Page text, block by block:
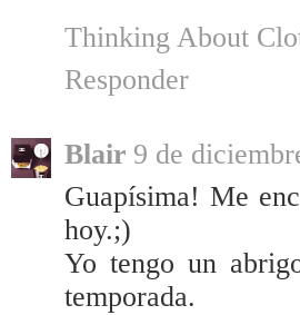
Thinking About
Responder
Blair 9 de
Guapísima! Me
hoy.;)
Yo tengo un
temporada.